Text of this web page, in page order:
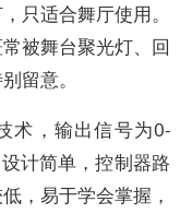
只适合舞厅使用。
被舞台聚光灯、回
留意。
术，输出信号为0-
计简单，控制器路
，易于学会掌握，